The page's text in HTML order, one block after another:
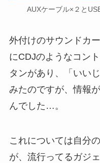
AUXケーブル×２と
外付けのサウンドカ
にCDJのようなコン
タンがあり、「いい
みたのですが、情報
んでした…。
これについては自分
が、流行ってるガジ